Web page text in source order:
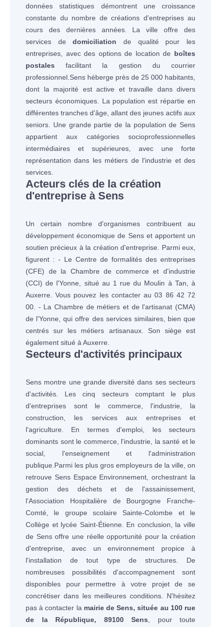
données statistiques démontrent une croissance
constante du nombre de créations d'entreprises au
cours des dernières années. La ville offre des
services dedomiciliation de qualité pour les
entreprises, avec des options de location de boîtes
postales facilitant la gestion du courrier
professionnel.Sens héberge près de 25 000 habitants,
dont la majorité est active et travaille dans divers
secteurs économiques. La population est répartie en
différentes tranches d'âge, allant des jeunes actifs aux
seniors. Une grande partie de la population de Sens
appartient aux catégories socioprofessionnelles
intermédiaires et supérieures, avec une forte
représentation dans les métiers de l'industrie et des
services.
Acteurs clés de la création
d'entreprise à Sens
Un certain nombre d'organismes contribuent au
développement économique de Sens et apportent un
soutien précieux à la création d'entreprise. Parmi eux,
figurent : - Le Centre de formalités des entreprises
(CFE) de la Chambre de commerce et d'industrie
(CCI) de l'Yonne, situé au 1 rue du Moulin à Tan, à
Auxerre. Vous pouvez les contacter au 03 86 42 72
00. - La Chambre de métiers et de l'artisanat (CMA)
de l'Yonne, qui offre des services similaires, bien que
centrés sur les métiers artisanaux. Son siège est
également situé à Auxerre.
Secteurs d'activités principaux
Sens montre une grande diversité dans ses secteurs
d'activités. Les cinq secteurs comptant le plus
d'entreprises sont le commerce, l'industrie, la
construction, les services aux entreprises et
l'agriculture. En termes d'emploi, les secteurs
dominants sont le commerce, l'industrie, la santé et le
social, l'enseignement et l'administration
publique.Parmi les plus gros employeurs de la ville, on
retrouve Sens Espace Environnement, orchestrant la
gestion des déchets et de l'assainissement,
l'Association Hospitalière de Bourgogne Franche-
Comté, le groupe scolaire Sainte-Colombe et le
Collège et lycée Saint-Étienne. En conclusion, la ville
de Sens offre une réelle opportunité pour la création
d'entreprise, avec un environnement propice à
l'installation de tout type de structures. De
nombreuses possibilités d'accompagnement sont
disponibles pour permettre à votre projet de se
concrétiser dans les meilleures conditions. N'hésitez
pas à contacter la mairie de Sens, située au 100 rue
de la République, 89100 Sens , pour toute